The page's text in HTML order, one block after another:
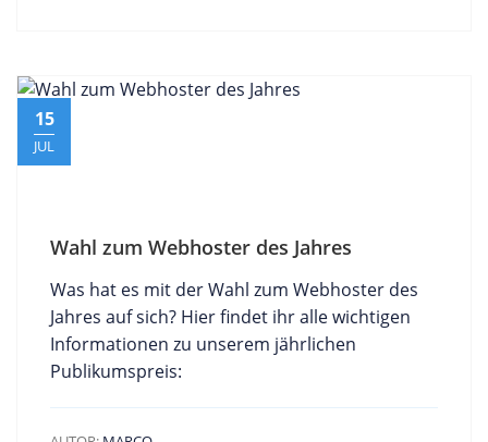
15
JUL
Wahl zum Webhoster des Jahres
Was hat es mit der Wahl zum Webhoster des
Jahres auf sich? Hier findet ihr alle wichtigen
Informationen zu unserem jährlichen
Publikumspreis: